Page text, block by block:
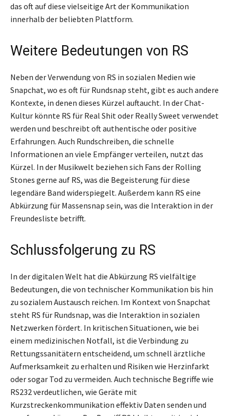
das oft auf diese vielseitige Art der Kommunikation
innerhalb der beliebten Plattform.
Weitere Bedeutungen von RS
Neben der Verwendung von RS in sozialen Medien wie
Snapchat, wo es oft für Rundsnap steht, gibt es auch andere
Kontexte, in denen dieses Kürzel auftaucht. In der Chat-
Kultur könnte RS für Real Shit oder Really Sweet verwendet
werden und beschreibt oft authentische oder positive
Erfahrungen. Auch Rundschreiben, die schnelle
Informationen an viele Empfänger verteilen, nutzt das
Kürzel. In der Musikwelt beziehen sich Fans der Rolling
Stones gerne auf RS, was die Begeisterung für diese
legendäre Band widerspiegelt. Außerdem kann RS eine
Abkürzung für Massensnap sein, was die Interaktion in der
Freundesliste betrifft.
Schlussfolgerung zu RS
In der digitalen Welt hat die Abkürzung RS vielfältige
Bedeutungen, die von technischer Kommunikation bis hin
zu sozialem Austausch reichen. Im Kontext von Snapchat
steht RS für Rundsnap, was die Interaktion in sozialen
Netzwerken fördert. In kritischen Situationen, wie bei
einem medizinischen Notfall, ist die Verbindung zu
Rettungssanitätern entscheidend, um schnell ärztliche
Aufmerksamkeit zu erhalten und Risiken wie Herzinfarkt
oder sogar Tod zu vermeiden. Auch technische Begriffe wie
RS232 verdeutlichen, wie Geräte mit
Kurzstreckenkommunikation effektiv Daten senden und